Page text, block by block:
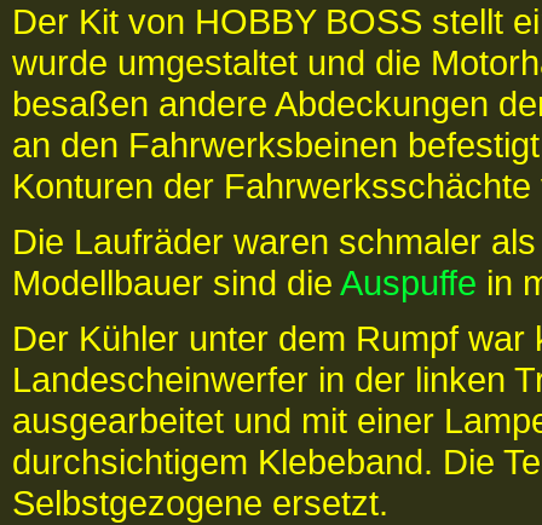
Der Kit von HOBBY BOSS stellt
wurde umgestaltet und die
besaßen andere Abdeckungen
an den Fahrwerksbeinen
Konturen der
Die Laufräder waren schmaler
Modellbauer sind die Auspuffe in
Der Kühler unter dem Rumpf
Landescheinwerfer in der linken
ausgearbeitet und mit einer
durchsichtigem Klebeband. Die
Selbstgezogene ersetzt.